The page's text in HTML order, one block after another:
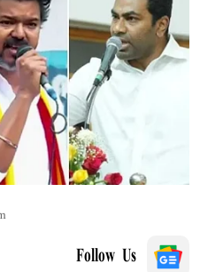
Follow Us